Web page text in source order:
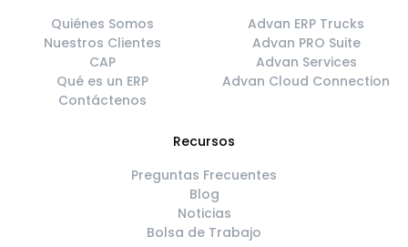
Quiénes Somos
Nuestros Clientes
CAP
Qué es un ERP
Contáctenos
Advan ERP Trucks
Advan PRO Suite
Advan Services
Advan Cloud Connection
Recursos
Preguntas Frecuentes
Blog
Noticias
Bolsa de Trabajo